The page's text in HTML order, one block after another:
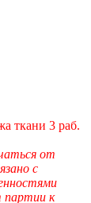
ткани 3 раб.
от
с
партии к